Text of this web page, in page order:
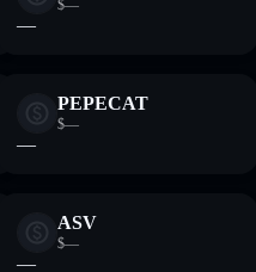
$—
—
PEPECAT
$—
—
ASV
$—
—